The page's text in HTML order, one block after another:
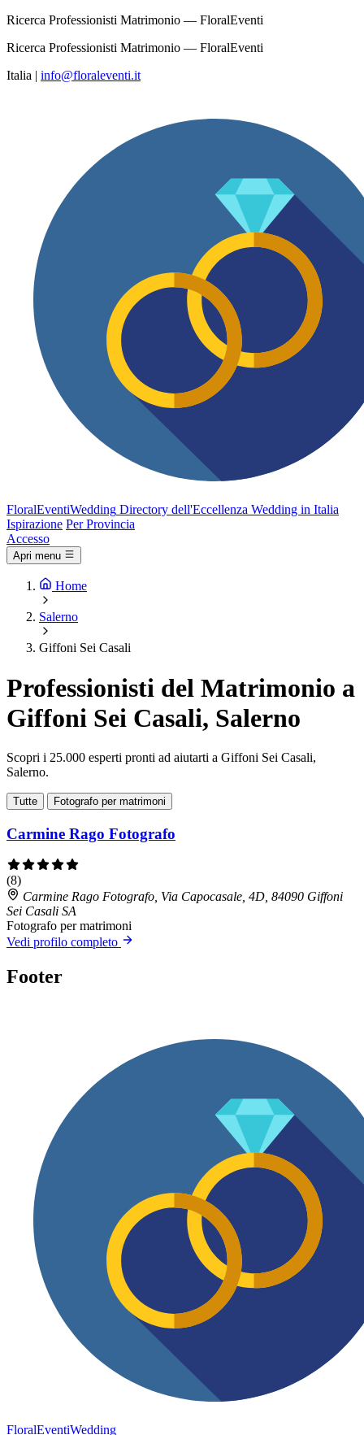
Ricerca Professionisti Matrimonio — FloralEventi
Ricerca Professionisti Matrimonio — FloralEventi
Italia | info@floraleventi.it
FloralEventiWedding Directory dell'Eccellenza Wedding in Italia
Ispirazione Per Provincia
Accesso
Apri menu
Home
Salerno
Giffoni Sei Casali
Professionisti del Matrimonio a
Giffoni Sei Casali, Salerno
Scopri i 25.000 esperti pronti ad aiutarti a Giffoni Sei Casali,
Salerno.
Tutte Fotografo per matrimoni
Carmine Rago Fotografo
(8)
Carmine Rago Fotografo, Via Capocasale, 4D, 84090 Giffoni
Sei Casali SA
Fotografo per matrimoni
Vedi profilo completo
Footer
FloralEventiWedding